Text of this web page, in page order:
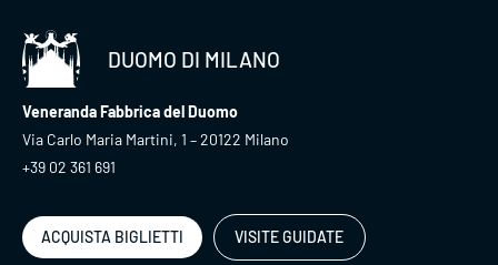
DUOMO DI MILANO
Veneranda Fabbrica del Duomo
Via Carlo Maria Martini, 1 – 20122 Milano
+39 02 361 691
ACQUISTA BIGLIETTI VISITE GUIDATE